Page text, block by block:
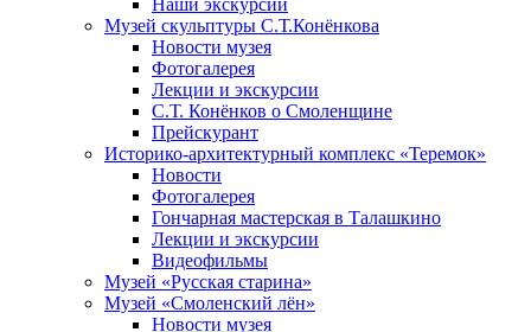
Музей скульптуры С.Т.Конёнкова
Новости музея
Фотогалерея
Лекции и экскурсии
С.Т. Конёнков о Смоленщине
Прейскурант
Историко-архитектурный комплекс «Теремок»
Новости
Фотогалерея
Гончарная мастерская в Талашкино
Лекции и экскурсии
Видеофильмы
Музей «Русская старина»
Музей «Смоленский лён»
Новости музея